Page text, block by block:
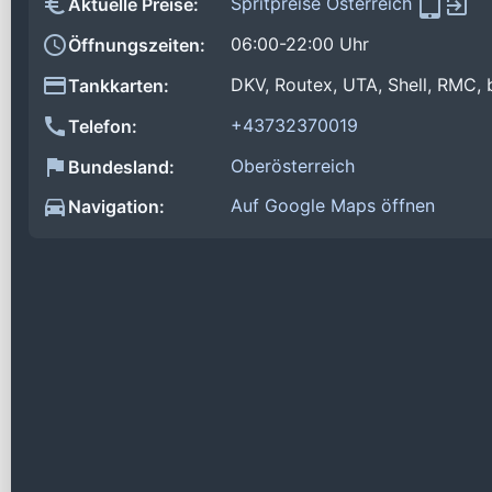
Aktuelle Preise:
Öffnungszeiten:
06:00-22:00 Uhr
Tankkarten:
DKV, Routex, UTA, Shell,
Telefon:
+43732370019
Bundesland:
Oberösterreich
Navigation:
Auf Google Maps öffnen